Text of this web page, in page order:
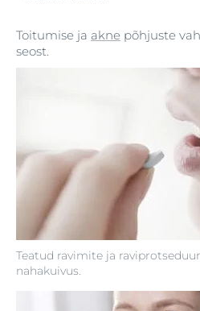
Teatud ravimite ja
nahakuivus.
Toitumise ja akne põhjuste
seost.